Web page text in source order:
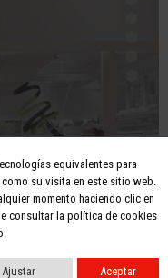
equivalentes para
su visita en este sitio web.
momento haciendo clic en
consultar la política de cookies
Ajustar Aceptar